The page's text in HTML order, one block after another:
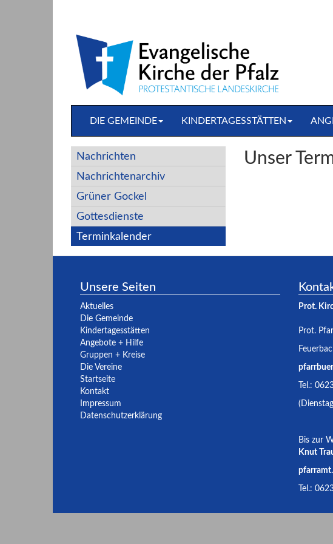
Inhalt
springen
DIE GEMEINDE KINDERTAGESSTÄTTEN
Nachrichten
Nachrichtenarchiv
Grüner Gockel
Gottesdienste
Terminkalender
Unser
Unsere Seiten
Aktuelles
Die Gemeinde
Kindertagesstätten
Angebote + Hilfe
Gruppen + Kreise
Die Vereine
Startseite
Kontakt
Impressum
Datenschutzerklärung
Prot.
Prot.
Tel.:
Bis zur
Knut
Tel.: